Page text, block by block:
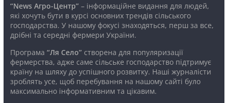
“News Агро-Центр”– інформаційне видання для людей,
які хочуть бути в курсі основних трендів сільського
господарства. У нашому фокусі знаходяться, перш за все,
дрібні та середні фермери України.
Програма “Ля Село”створена для популяризації
фермерства, адже саме сільське господарство підтримує
країну на шляху до успішного розвитку. Наші журналісти
зроблять усе, щоб перебування на нашому сайті було
максимально інформативним та цікавим.